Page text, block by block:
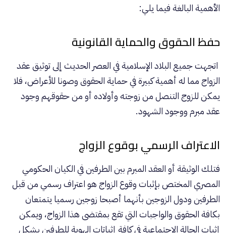
الأهمية البالغة فيما يلي:
حفظ الحقوق والحماية القانونية
اتجهت جميع البلاد الإسلامية في العصر الحديث إلى توثيق عقد
الزواج مما له أهمية كبيرة في حماية الحقوق وصونا للأعراض، فلا
يمكن للزوج التنصل من زوجته وأولاده أو من حقوقهم وجود
عقد مبرم ووجود الشهود.
الاعتراف الرسمي بوقوع الزواج
فتلك الوثيقة أو العقد المبرم بين الطرفين في الكيان الحكومي
المصري المختص بإثبات وقوع الزواج هو اعتراف رسمي من قبل
الطرفين ودول الزوجين بأنهما أصبحا زوجين رسميا يتمتعان
بكافة الحقوق والواجبات التي تقع بمقتضى هذا الزواج، ويمكن
إثبات الحالة الاجتماعية في كافة إثباتات الهوية للطرفين بشكل